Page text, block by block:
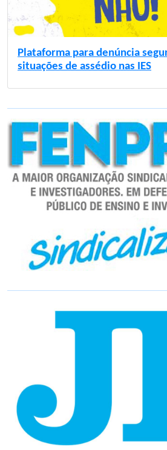
Plataforma para denúncia
situações de assédio nas IES